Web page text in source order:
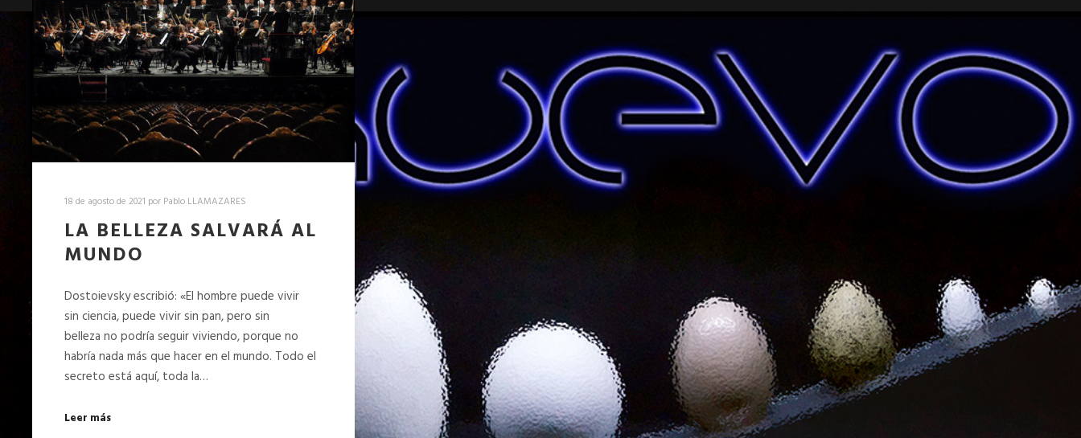
18 de agosto de 2021 por Pablo LLAMAZARES
LA BELLEZA SALVARÁ AL
MUNDO
Dostoievsky escribió: «El hombre puede vivir
sin ciencia, puede vivir sin pan, pero sin
belleza no podría seguir viviendo, porque no
habría nada más que hacer en el mundo. Todo el
secreto está aquí, toda la…
Leer más